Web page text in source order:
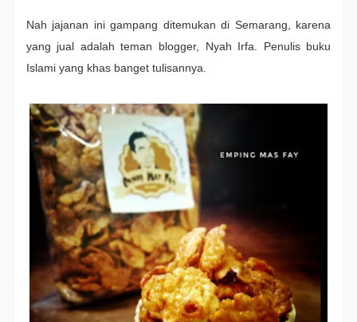
Nah jajanan ini gampang ditemukan di Semarang, karena
yang jual adalah teman blogger, Nyah Irfa. Penulis buku
Islami yang khas banget tulisannya.